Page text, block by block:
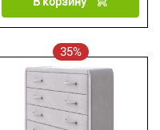
35%